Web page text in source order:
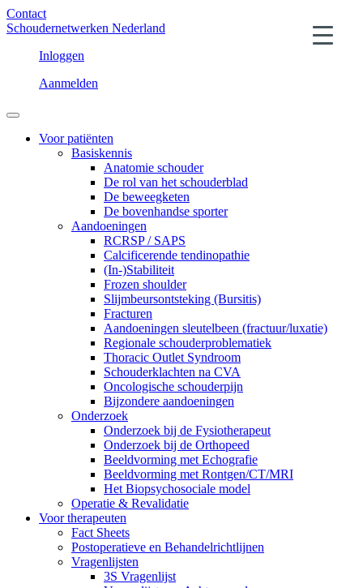
Contact
Schoudernetwerken Nederland
Inloggen
Aanmelden
Voor patiënten
Basiskennis
Anatomie schouder
De rol van het schouderblad
De beweegketen
De bovenhandse sporter
Aandoeningen
RCRSP / SAPS
Calcificerende tendinopathie
(In-)Stabiliteit
Frozen shoulder
Slijmbeursontsteking (Bursitis)
Fracturen
Aandoeningen sleutelbeen (fractuur/luxatie)
Regionale schouderproblematiek
Thoracic Outlet Syndroom
Schouderklachten na CVA
Oncologische schouderpijn
Bijzondere aandoeningen
Onderzoek
Onderzoek bij de Fysiotherapeut
Onderzoek bij de Orthopeed
Beeldvorming met Echografie
Beeldvorming met Rontgen/CT/MRI
Het Biopsychosociale model
Operatie & Revalidatie
Voor therapeuten
Fact Sheets
Postoperatieve en Behandelrichtlijnen
Vragenlijsten
3S Vragenlijst